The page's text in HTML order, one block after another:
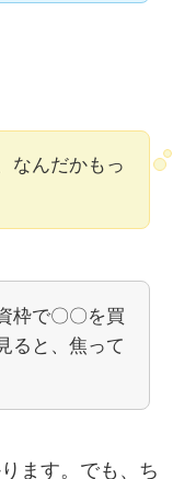
なんだかもっ
枠で〇〇を買
ると、焦って
ます。でも、ち